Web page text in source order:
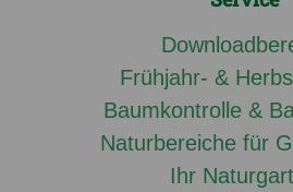
Frühjahr- &
Baumkontrolle &
Naturbereiche für
Ihr